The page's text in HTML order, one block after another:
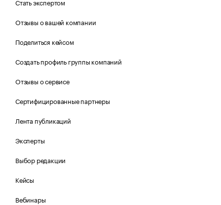
Стать экспертом
Отзывы о вашей компании
Поделиться кейсом
Создать профиль группы компаний
Отзывы о сервисе
Сертифицированные партнеры
Лента публикаций
Эксперты
Выбор редакции
Кейсы
Вебинары